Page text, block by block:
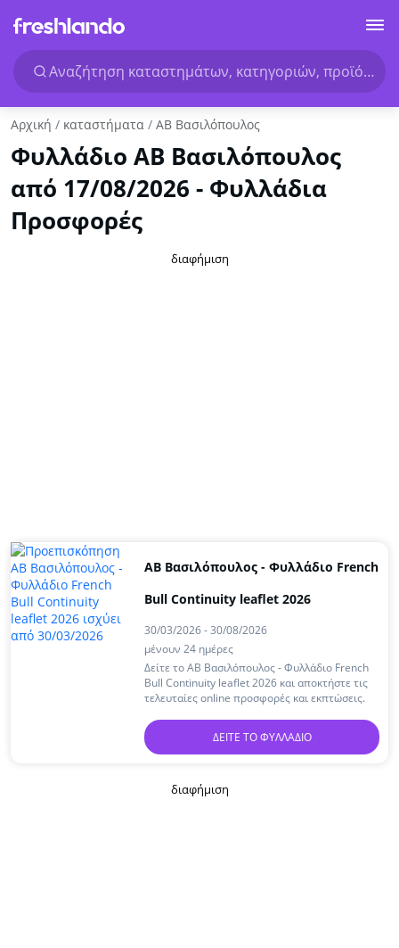
Αναζήτηση καταστημάτων, κατηγοριών,
Αρχική καταστήματα ΑΒ Βασιλόπουλος
Φυλλάδιο ΑΒ Βασιλόπουλος
από 17/08/2026 - Φυλλάδια
Προσφορές
διαφήμιση
ΑΒ Βασιλόπουλος - Φυλλάδιο French
Bull Continuity leaflet 2026
30/03/2026 - 30/08/2026
μένουν 24 ημέρες
Δείτε το ΑΒ Βασιλόπουλος - Φυλλάδιο French
Bull Continuity leaflet 2026 και αποκτήστε τις
τελευταίες online προσφορές και εκπτώσεις.
ΔΕΊΤΕ ΤΟ ΦΥΛΛΆΔΙΟ
διαφήμιση